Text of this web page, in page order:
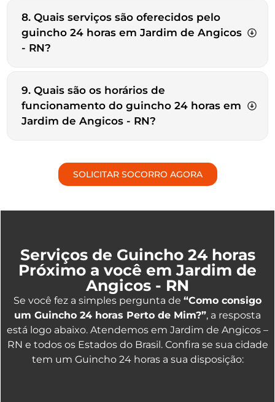
8. Quais serviços são oferecidos pelo
guincho 24 horas em Jardim de Angicos
- RN?
9. Quais são os horários de
funcionamento do guincho 24 horas em
Jardim de Angicos - RN?
SOLICITAR SOCORRO AGORA
Serviços de Guincho 24 horas
Próximo a você em Jardim de
Angicos - RN
Se você fez a simples pergunta de “Como consigo
um Guincho 24 horas Perto de Mim?”, a resposta
está logo abaixo. Atendemos em Jardim de Angicos –
RN e todos os Estados do Brasil. Confira se sua cidade
tem um Guincho 24 horas a sua disposição: